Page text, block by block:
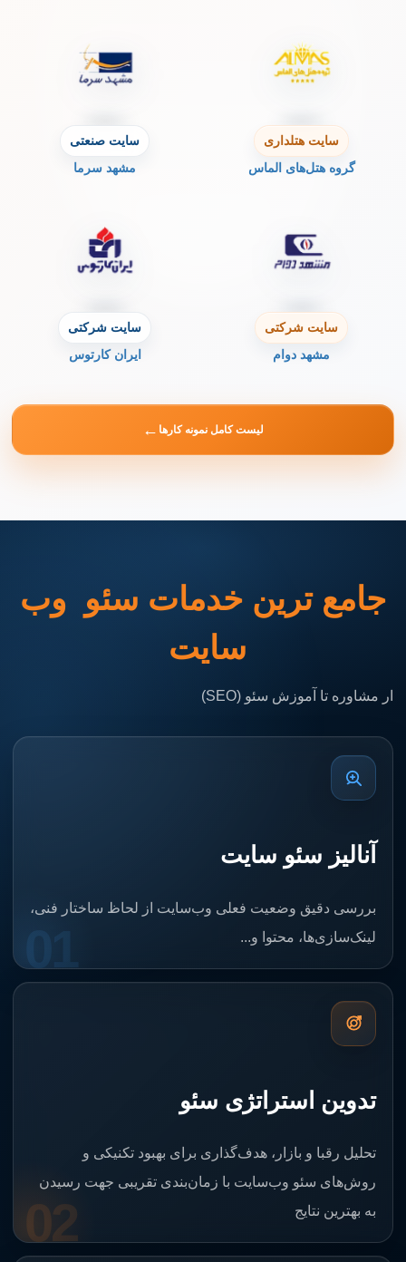
سایت هتلداری
گروه هتل‌های الماس
سایت صنعتی
مشهد سرما
سایت شرکتی
مشهد دوام
سایت شرکتی
ایران کارتوس
لیست کامل نمونه کارها
جامع ترین خدمات سئو وب
سایت
ار مشاوره تا آموزش سئو (SEO)
آنالیز سئو سایت
بررسی دقیق وضعیت فعلی وب‌سایت از لحاظ ساختار فنی،
لینک‌سازی‌ها، محتوا و...
01
تدوین استراتژی سئو
تحلیل رقبا و بازار، هدف‌گذاری برای بهبود تکنیکی و
روش‌های سئو وب‌سایت با زمان‌بندی تقریبی جهت رسیدن
به بهترین نتایج
02